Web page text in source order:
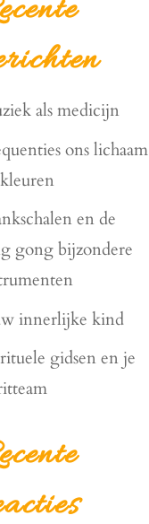
als medicijn
ons lichaam
en de
gong bijzondere
innerlijke kind
gidsen en je